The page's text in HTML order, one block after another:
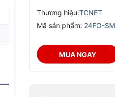
Thương hiệu:TCNET
Mã sản phẩm: 24FO-
MUA NGAY